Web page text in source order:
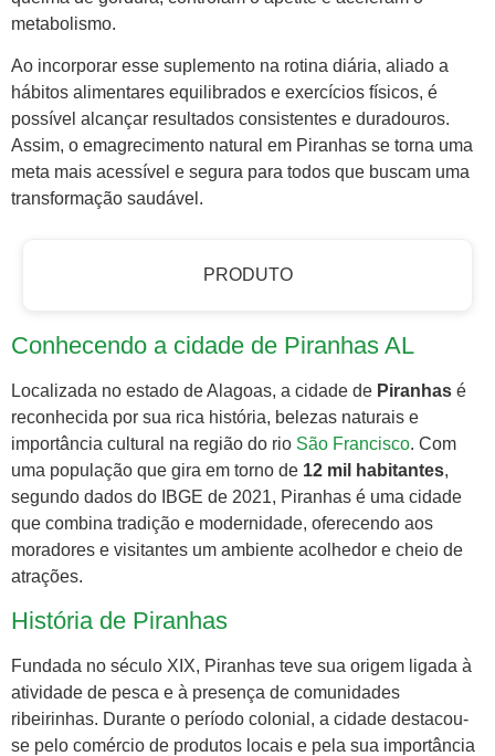
metabolismo.
Ao incorporar esse suplemento na rotina diária, aliado a
hábitos alimentares equilibrados e exercícios físicos, é
possível alcançar resultados consistentes e duradouros.
Assim, o emagrecimento natural em Piranhas se torna uma
meta mais acessível e segura para todos que buscam uma
transformação saudável.
PRODUTO
Conhecendo a cidade de Piranhas AL
Localizada no estado de Alagoas, a cidade de Piranhas é
reconhecida por sua rica história, belezas naturais e
importância cultural na região do rio São Francisco. Com
uma população que gira em torno de 12 mil habitantes,
segundo dados do IBGE de 2021, Piranhas é uma cidade
que combina tradição e modernidade, oferecendo aos
moradores e visitantes um ambiente acolhedor e cheio de
atrações.
História de Piranhas
Fundada no século XIX, Piranhas teve sua origem ligada à
atividade de pesca e à presença de comunidades
ribeirinhas. Durante o período colonial, a cidade destacou-
se pelo comércio de produtos locais e pela sua importância